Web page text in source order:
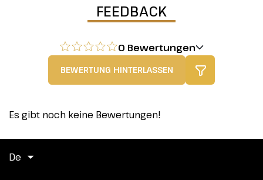
FEEDBACK
0 Bewertungen
BEWERTUNG HINTERLASSEN
Es gibt noch keine Bewertungen!
De